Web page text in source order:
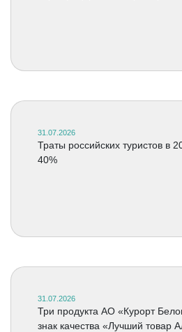
31.07.2026
Траты российских туристов в
40%
31.07.2026
Три продукта АО «Курорт
знак качества «Лучший товар